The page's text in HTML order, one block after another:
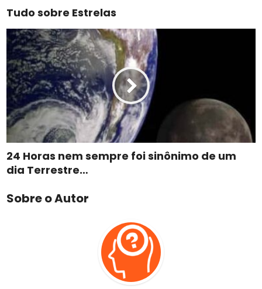
Tudo sobre Estrelas
24 Horas nem sempre foi sinônimo de um
dia Terrestre…
Sobre o Autor